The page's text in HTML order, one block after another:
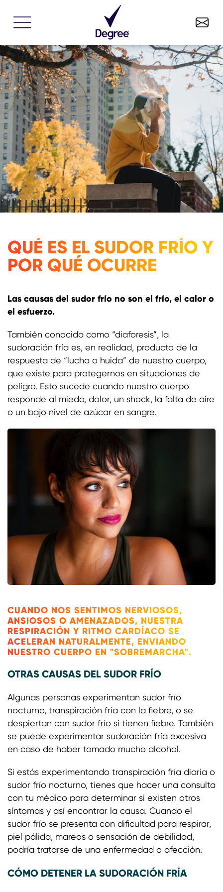
QUÉ ES EL SUDOR FRÍO Y
POR QUÉ OCURRE
Las causas del sudor frío no son el frío, el calor o
el esfuerzo.
También conocida como “diaforesis”, la
sudoración fría es, en realidad, producto de la
respuesta de “lucha o huida” de nuestro cuerpo,
que existe para protegernos en situaciones de
peligro. Esto sucede cuando nuestro cuerpo
responde al miedo, dolor, un shock, la falta de aire
o un bajo nivel de azúcar en sangre.
CUANDO NOS SENTIMOS NERVIOSOS,
ANSIOSOS O AMENAZADOS, NUESTRA
RESPIRACIÓN Y RITMO CARDÍACO SE
ACELERAN NATURALMENTE, ENVIANDO
NUESTRO CUERPO EN "SOBREMARCHA".
OTRAS CAUSAS DEL SUDOR FRÍO
Algunas personas experimentan sudor frío
nocturno, transpiración fría con la fiebre, o se
despiertan con sudor frío si tienen fiebre. También
se puede experimentar sudoración fría excesiva
en caso de haber tomado mucho alcohol.
Si estás experimentando transpiración fría diaria o
sudor frío nocturno, tienes que hacer una consulta
con tu médico para determinar si existen otros
síntomas y así encontrar la causa. Cuando el
sudor frío se presenta con dificultad para respirar,
piel pálida, mareos o sensación de debilidad,
podría tratarse de una enfermedad o afección.
CÓMO DETENER LA SUDORACIÓN FRÍA